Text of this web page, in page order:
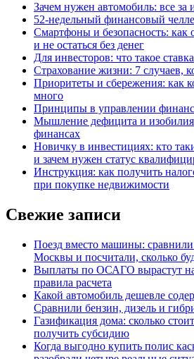
Зачем нужен автомобиль: все за
52-недельный финансовый
Смартфоны и безопасность: как
и не остаться без денег
Для инвесторов: что такое
Страхование жизни: 7 случаев,
Приоритеты и сбережения: как
много
Принципы в управлении
Мышление дефицита и изобилия:
финансах
Новичку в инвестициях: кто
и зачем нужен статус
Инструкция: как получить
при покупке недвижимости
Свежие записи
Поезд вместо машины:
Москвы и посчитали, сколько
Выплаты по ОСАГО вырастут
правила расчета
Какой автомобиль дешевле
Сравнили бензин, дизель и
Газификация дома: сколько
получить субсидию
Когда выгодно купить полис